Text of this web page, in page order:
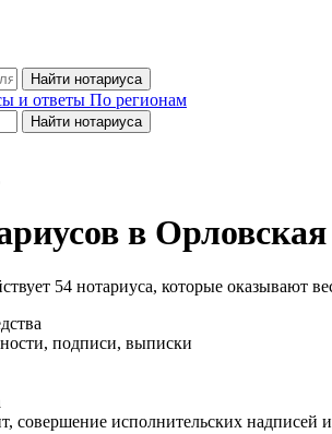
и ответы По регионам
в Орловская
54 нотариуса, которые оказывают
подписи, выписки
совершение исполнительских надписей и